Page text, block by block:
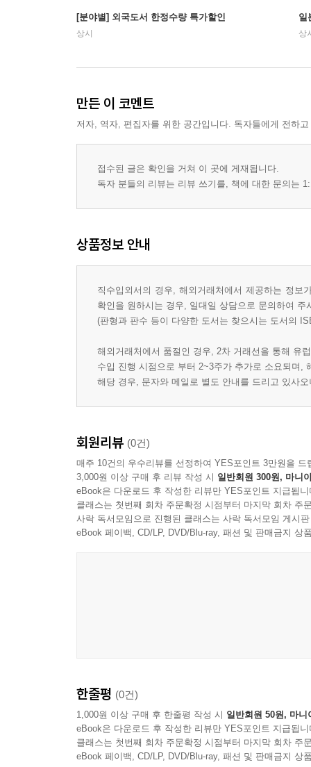
[분야별] 외국도서 한정수량 특가할인
상시
일
상
만든 이 코멘트
저자, 역자, 편집자를 위한 공간입니다. 독자들에게 전하
접수된 글은 확인을 거쳐 이 곳에 게재됩니다.
독자 분들의 리뷰는 리뷰 쓰기를, 책에 대한 문의는
상품정보 안내
직수입외서의 경우, 해외거래처에서 제공하는 정
확인을 원하시는 경우, 일대일 상담으로 문의하여 주
(판형과 판수 등이 다양한 도서는 찾으시는 도서의
해외거래처에서 품절인 경우, 2차 거래선을 통해 유
수입 진행 시점으로 부터 2~3주가 추가로 소요되며,
해당 경우, 문자와 메일로 별도 안내를 드리고 있사
회원리뷰 (0건)
매주 10건의 우수리뷰를 선정하여 YES포인트 3만원을 드
3,000원 이상 구매 후 리뷰 작성 시 일반회원 300원, 마니
eBook은 다운로드 후 작성한 리뷰만 YES포인트 지급됩니
클래스는 첫번째 회차 주문확정 시점부터 마지막 회차 주
사락 독서모임으로 진행된 클래스는 사락 독서모임 게시
eBook 페이백, CD/LP, DVD/Blu-ray, 패션 및 판매금지 상
한줄평 (0건)
1,000원 이상 구매 후 한줄평 작성 시 일반회원 50원, 마니
eBook은 다운로드 후 작성한 리뷰만 YES포인트 지급됩니
클래스는 첫번째 회차 주문확정 시점부터 마지막 회차 주
eBook 페이백, CD/LP, DVD/Blu-ray, 패션 및 판매금지 상